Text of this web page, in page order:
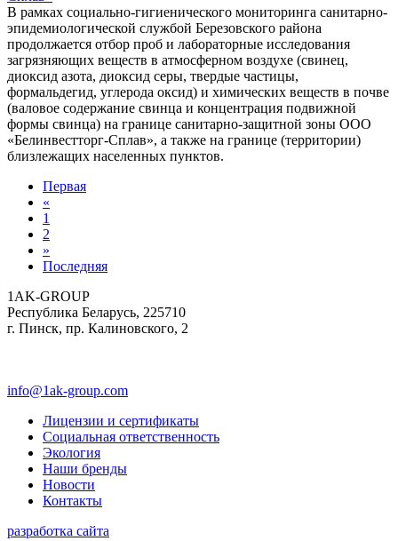
В рамках социально-гигиенического мониторинга санитарно-
эпидемиологической службой Березовского района
продолжается отбор проб и лабораторные исследования
загрязняющих веществ в атмосферном воздухе (свинец,
диоксид азота, диоксид серы, твердые частицы,
формальдегид, углерода оксид) и химических веществ в почве
(валовое содержание свинца и концентрация подвижной
формы свинца) на границе санитарно-защитной зоны ООО
«Белинвестторг-Сплав», а также на границе (территории)
близлежащих населенных пунктов.
Первая
«
1
2
»
Последняя
1AK-GROUP
Республика Беларусь, 225710
г. Пинск, пр. Калиновского, 2
info@1ak-group.com
Лицензии и сертификаты
Социальная ответственность
Экология
Наши бренды
Новости
Контакты
разработка сайта